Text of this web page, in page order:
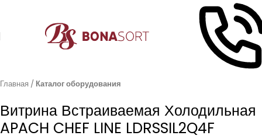
Главная Каталог оборудования
Витрина Встраиваемая Холодильная
APACH CHEF LINE LDRSSIL2Q4F